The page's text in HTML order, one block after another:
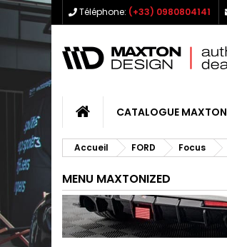
Téléphone: (+33) 0980804141
CATALOGUE MAXTON
Accueil FORD Focus
MENU MAXTONIZED